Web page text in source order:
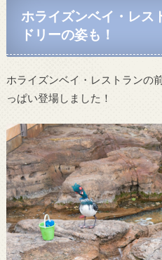
ホライズンベイ・レス
ドリーの姿も！
ホライズンベイ・レストランの
っぱい登場しました！